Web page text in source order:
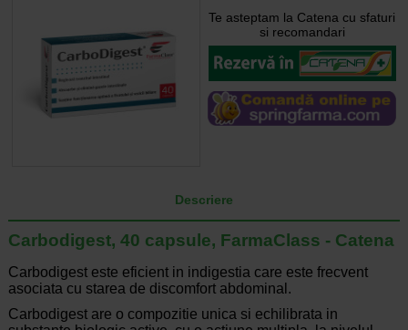
Te asteptam la Catena cu sfaturi
si recomandari
Descriere
Carbodigest, 40 capsule, FarmaClass - Catena
Carbodigest este eficient in indigestia care este frecvent
asociata cu starea de discomfort abdominal.
Carbodigest are o compozitie unica si echilibrata in